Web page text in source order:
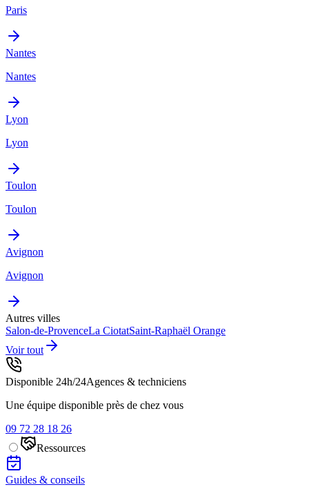
Paris
Nantes
Nantes
Lyon
Lyon
Toulon
Toulon
Avignon
Avignon
Autres villes
Salon-de-ProvenceLa CiotatSaint-Raphaël Orange
Voir tout
Disponible 24h/24Agences & techniciens
Une équipe disponible près de chez vous
09 72 28 18 26
Ressources
Guides & conseils